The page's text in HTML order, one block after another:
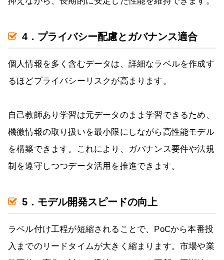
4．プライバシー配慮とガバナンス適合
個人情報を多く含むデータは、詳細なラベルを作成す
るほどプライバシーリスクが高まります。
自己教師あり学習は元データのまま学習できるため、
機微情報の取り扱いを最小限にしながら高性能モデル
を構築できます。これにより、ガバナンス要件や法規
制を遵守しつつデータ活用を推進できます。
5．モデル開発スピードの向上
ラベル付け工程が短縮されることで、PoCから本番投
入までのリードタイムが大きく縮まります。市場や業